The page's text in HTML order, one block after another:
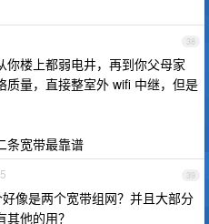
38
楼上都弱电井，再到你父母家
质量，直接整室外 wifi 中继，但是
条宽带最靠谱
39
像是两个宽带组网？并且大部分
他的用？